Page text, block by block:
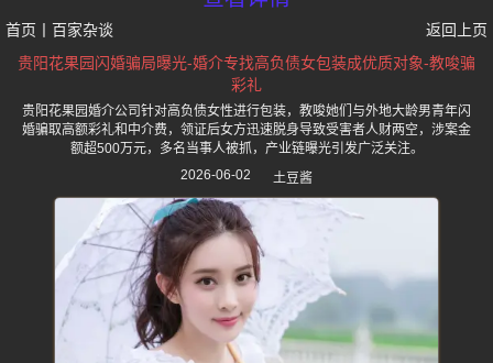
首页 百家杂谈
返回上页
贵阳花果园闪婚骗局曝光-婚介专找高负债女包装成优质对象-教唆骗
彩礼
贵阳花果园婚介公司针对高负债女性进行包装，教唆她们与外地大龄男青年闪
婚骗取高额彩礼和中介费，领证后女方迅速脱身导致受害者人财两空，涉案金
额超500万元，多名当事人被抓，产业链曝光引发广泛关注。
2026-06-02
土豆酱